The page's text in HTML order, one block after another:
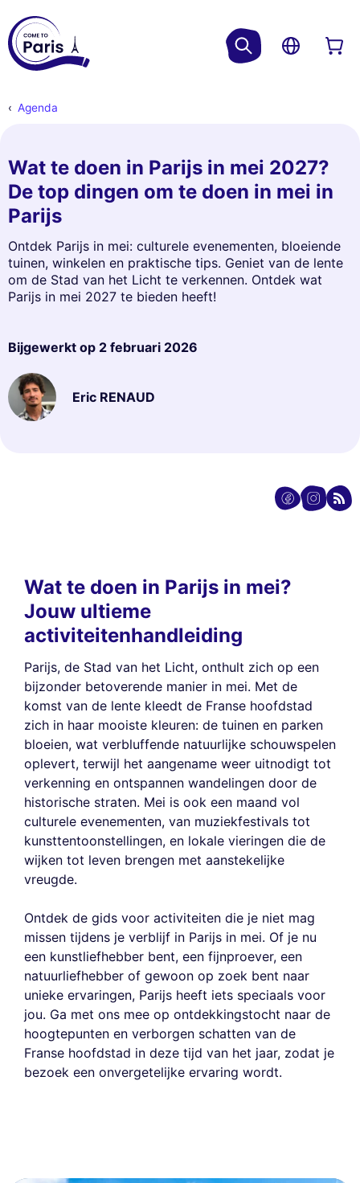
Agenda
Wat te doen in Parijs in mei 2027?
De top dingen om te doen in mei in
Parijs
Ontdek Parijs in mei: culturele evenementen, bloeiende
tuinen, winkelen en praktische tips. Geniet van de lente
om de Stad van het Licht te verkennen. Ontdek wat
Parijs in mei 2027 te bieden heeft!
Bijgewerkt op 2 februari 2026
Eric RENAUD
Wat te doen in Parijs in mei?
Jouw ultieme
activiteitenhandleiding
Parijs, de Stad van het Licht, onthult zich op een
bijzonder betoverende manier in mei. Met de
komst van de lente kleedt de Franse hoofdstad
zich in haar mooiste kleuren: de tuinen en parken
bloeien, wat verbluffende natuurlijke schouwspelen
oplevert, terwijl het aangename weer uitnodigt tot
verkenning en ontspannen wandelingen door de
historische straten. Mei is ook een maand vol
culturele evenementen, van muziekfestivals tot
kunsttentoonstellingen, en lokale vieringen die de
wijken tot leven brengen met aanstekelijke
vreugde.
Ontdek de gids voor activiteiten die je niet mag
missen tijdens je verblijf in Parijs in mei. Of je nu
een kunstliefhebber bent, een fijnproever, een
natuurliefhebber of gewoon op zoek bent naar
unieke ervaringen, Parijs heeft iets speciaals voor
jou. Ga met ons mee op ontdekkingstocht naar de
hoogtepunten en verborgen schatten van de
Franse hoofdstad in deze tijd van het jaar, zodat je
bezoek een onvergetelijke ervaring wordt.